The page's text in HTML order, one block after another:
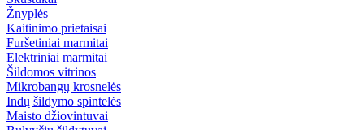
Žnyplės
Kaitinimo prietaisai
Furšetiniai marmitai
Elektriniai marmitai
Šildomos vitrinos
Mikrobangų krosnelės
Indų šildymo spintelės
Maisto džiovintuvai